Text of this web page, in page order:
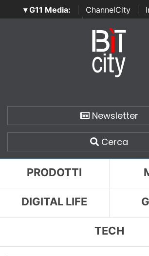
▾ G11 Media: ChannelCity
SecurityOpenLab | Italian Channel
Italian Security
Newsletter
Cerca
PRODOTTI
DIGITAL LIFE
TECH